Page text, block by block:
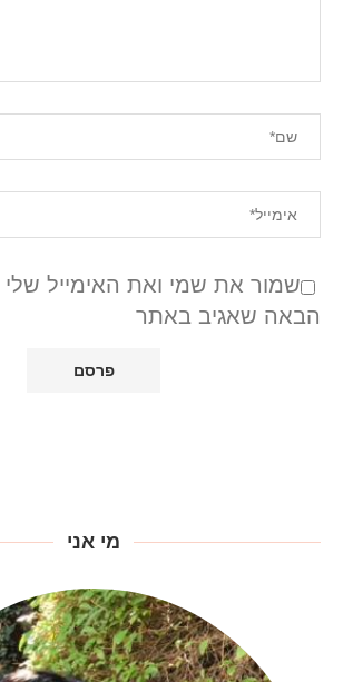
שמור את שמי ואת האימייל
הבאה שאגיב באתר
מי אני